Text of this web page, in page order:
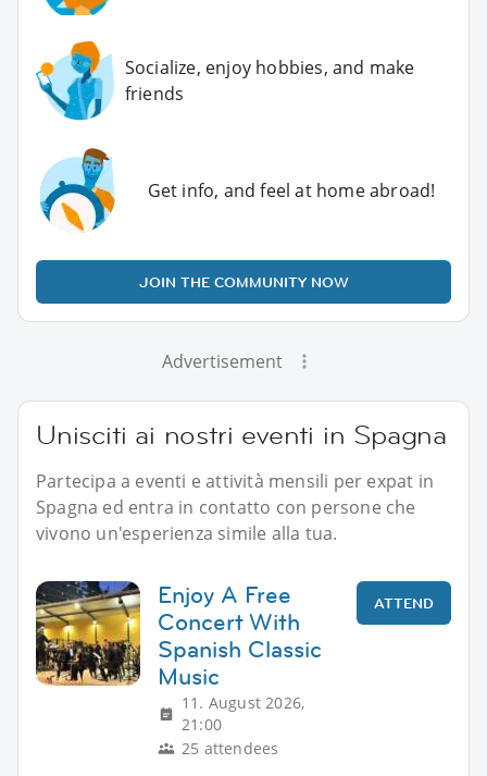
Socialize, enjoy hobbies, and make
friends
Get info, and feel at home abroad!
JOIN THE COMMUNITY NOW
Advertisement
Unisciti ai nostri eventi in Spagna
Partecipa a eventi e attività mensili per expat in
Spagna ed entra in contatto con persone che
vivono un'esperienza simile alla tua.
Enjoy A Free
Concert With
Spanish Classic
Music
11. August 2026,
21:00
25 attendees
ATTEND